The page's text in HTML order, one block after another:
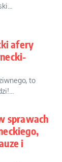
afery
to
sprawach
i